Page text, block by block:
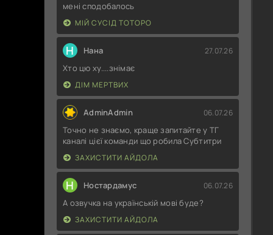
мені сподобалось
МІЙ СУСІД ТОТОРО
Н Нана 27.07.26
Хто цю ху....знімає
ДІМ МЕРТВИХ
AdminAdmin 06.07.26
Точно не знаємо, краще запитайте у ТГ
каналі цієї команди що робила Субтитри
ЗАХИСТИТИ АЙДОЛА
Н Ностардамус 06.07.26
А озвучка на українській мові буде?
ЗАХИСТИТИ АЙДОЛА